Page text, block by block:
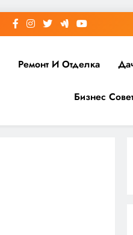
Ремонт И Отделка
Бизнес